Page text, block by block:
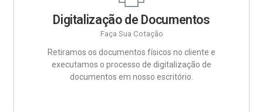
Digitalização de Documentos
Faça Sua Cotação
Retiramos os documentos físicos no cliente e
executamos o processo de digitalização de
documentos em nosso escritório.